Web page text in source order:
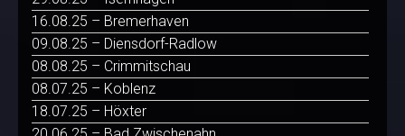
16.08.25 – Bremerhaven
09.08.25 – Diensdorf-Radlow
08.08.25 – Crimmitschau
08.07.25 – Koblenz
18.07.25 – Höxter